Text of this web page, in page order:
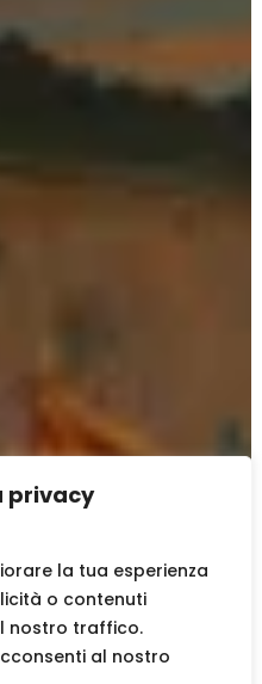
privacy
la tua esperienza
o contenuti
nostro traffico.
al nostro